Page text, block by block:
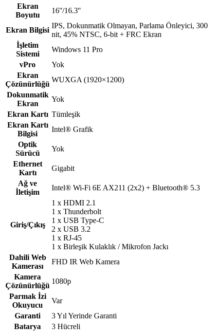
Ekran
Boyutu
16''/16.3''
Ekran Bilgisi
IPS, Dokunmatik Olmayan, Parlama Önleyici, 300
nit, 45% NTSC, 6-bit + FRC Ekran
İşletim
Sistemi
Windows 11 Pro
vPro
Yok
Ekran
Çözünürlüğü
WUXGA (1920×1200)
Dokunmatik
Ekran
Yok
Ekran Kartı Tümleşik
Ekran Kartı
Bilgisi
Intel® Grafik
Optik
Sürücü
Yok
Ethernet
Kartı
Gigabit
Ağ ve
İletişim
Intel® Wi-Fi 6E AX211 (2x2) + Bluetooth® 5.3
Giriş/Çıkış
1 x HDMI 2.1
1 x Thunderbolt
1 x USB Type-C
2 x USB 3.2
1 x RJ-45
1 x Birleşik Kulaklık / Mikrofon Jackı
Dahili Web
Kamerası
FHD IR Web Kamera
Kamera
Çözünürlüğü
1080p
Parmak İzi
Okuyucu
Var
Garanti
3 Yıl Yerinde Garanti
Batarya
3 Hücreli